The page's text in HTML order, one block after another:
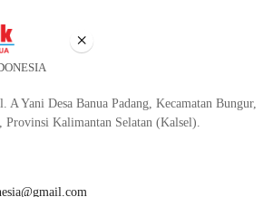
A Yani Desa Banua Padang, Kecamatan Bungur,
Provinsi Kalimantan Selatan (Kalsel).
×